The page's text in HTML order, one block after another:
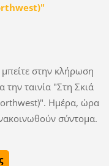
στην κλήρωση
την ταινία "Στη Σκιά
Ημέρα, ώρα
σύντομα.